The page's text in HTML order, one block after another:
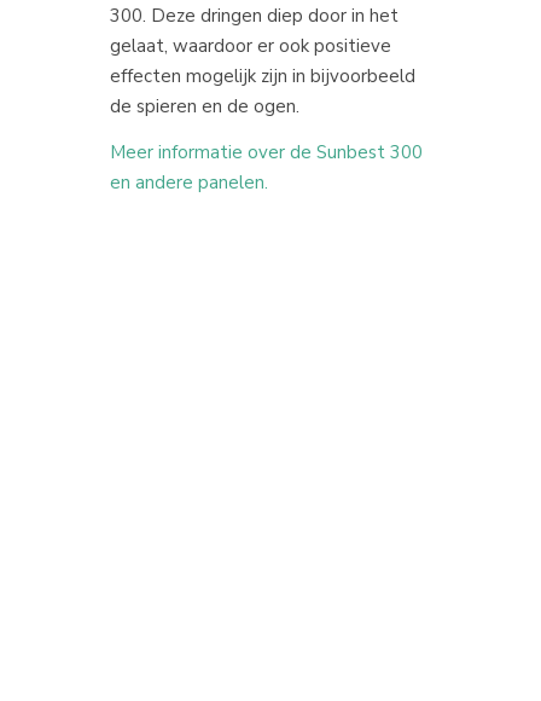
300. Deze dringen diep door in het
gelaat, waardoor er ook positieve
effecten mogelijk zijn in bijvoorbeeld
de spieren en de ogen.
Meer informatie over de Sunbest 300
en andere panelen.